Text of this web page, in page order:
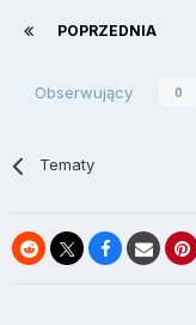
POPRZEDNIA
Obserwujący 0
Tematy